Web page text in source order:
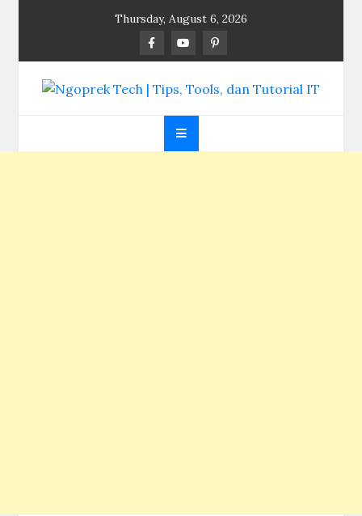
Thursday, August 6, 2026
Ngoprek Tech | Tips,
Tools, dan Tutorial